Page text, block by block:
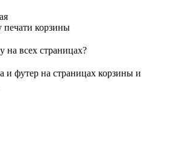
печати корзины
на всех страницах?
и футер на страницах корзины и